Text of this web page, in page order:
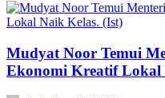
Mudyat Noor Temui
Ekonomi Kreatif Lokal